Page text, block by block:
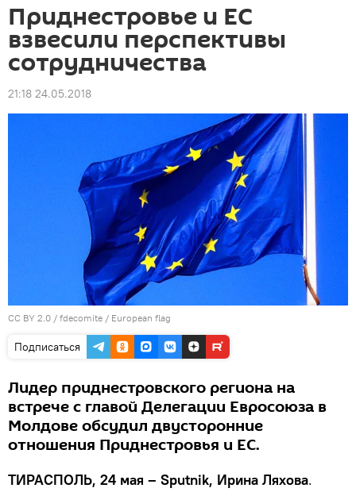
Приднестровье и ЕС
взвесили перспективы
сотрудничества
21:18 24.05.2018
CC BY 2.0 / fdecomite / European flag
Подписаться
Лидер приднестровского региона на
встрече с главой Делегации Евросоюза в
Молдове обсудил двусторонние
отношения Приднестровья и ЕС.
ТИРАСПОЛЬ, 24 мая – Sputnik, Ирина Ляхова.